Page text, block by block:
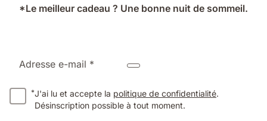
*Le meilleur cadeau ? Une bonne nuit de sommeil.
Adresse e-mail *
*J'ai lu et accepte la politique de confidentialité.
Désinscription possible à tout moment.